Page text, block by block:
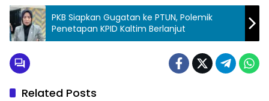
PKB Siapkan Gugatan ke PTUN, Polemik
Penetapan KPID Kaltim Berlanjut
Related Posts